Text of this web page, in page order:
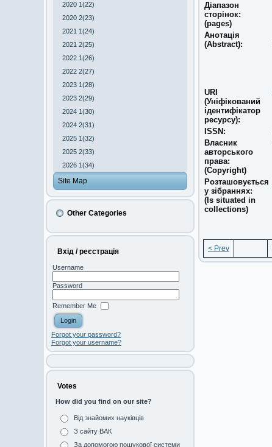
2020 1(22)
2020 2(23)
2021 1(24)
2021 2(25)
2022 1(26)
2022 2(27)
2023 1(28)
2023 2(29)
2024 1(30)
2024 2(31)
2025 1(32)
2025 2(33)
2026 1(34)
Site Map
Other Categories
Вхід / реєстрація
Username
Password
Remember Me
Forgot your password?
Forgot your username?
Votes
How did you find on our site?
Від знайомих науківців
З сайту ВАК
За допомогою пошукової системи
Діапазон
сторінок:
(pages)
Анотація
(Abstract):
URI
(Уніфікований
ідентифікатор
ресурсу):
ISSN:
Власник
авторського
права:
(Copyright)
Розташовується
у зібраннях:
(Is situated in
collections)
< Prev